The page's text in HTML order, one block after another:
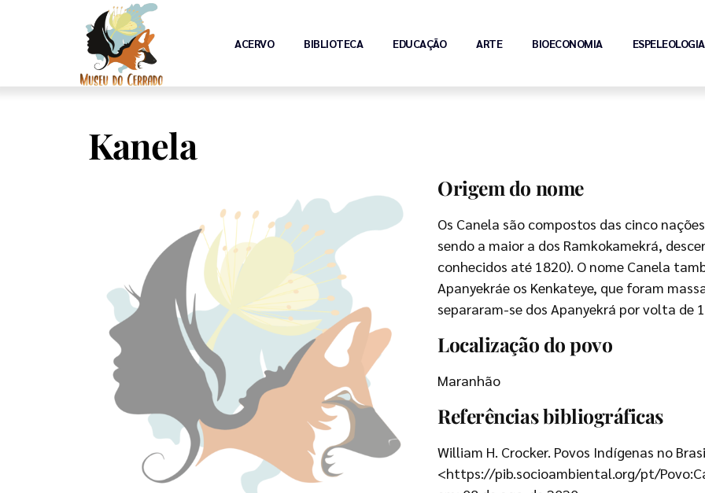
ACERVO BIBLIOTECA EDUCAÇÃO ARTE BIOECONOMIA ESPELEOLOGIA
Kanela
Origem do nome
Os Canela são compostos das cinco
sendo a maior a dos Ramkokamekrá,
conhecidos até 1820). O nome Canela
Apanyekráe os Kenkateye, que foram
separaram-se dos Apanyekrá por volta de
Localização do povo
Maranhão
Referências bibliográficas
William H. Crocker. Povos Indígenas no
<https://pib.socioambiental.org/pt/